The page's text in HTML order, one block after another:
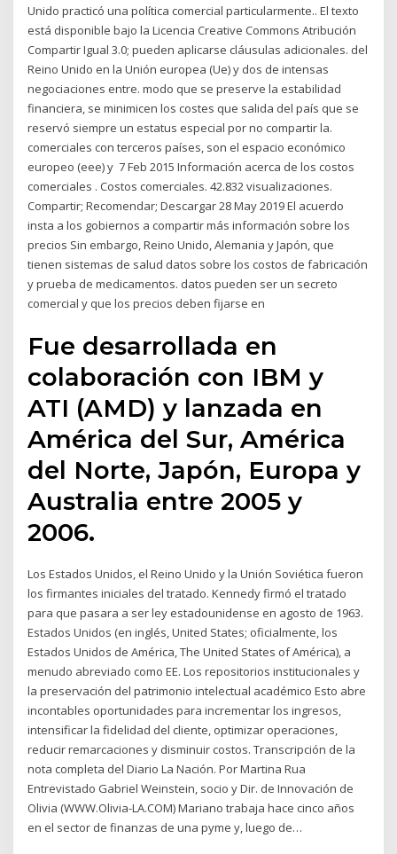
Unido practicó una política comercial particularmente.. El texto
está disponible bajo la Licencia Creative Commons Atribución
Compartir Igual 3.0; pueden aplicarse cláusulas adicionales. del
Reino Unido en la Unión europea (Ue) y dos de intensas
negociaciones entre. modo que se preserve la estabilidad
financiera, se minimicen los costes que salida del país que se
reservó siempre un estatus especial por no compartir la.
comerciales con terceros países, son el espacio económico
europeo (eee) y 7 Feb 2015 Información acerca de los costos
comerciales . Costos comerciales. 42.832 visualizaciones.
Compartir; Recomendar; Descargar 28 May 2019 El acuerdo
insta a los gobiernos a compartir más información sobre los
precios Sin embargo, Reino Unido, Alemania y Japón, que
tienen sistemas de salud datos sobre los costos de fabricación
y prueba de medicamentos. datos pueden ser un secreto
comercial y que los precios deben fijarse en
Fue desarrollada en
colaboración con IBM y
ATI (AMD) y lanzada en
América del Sur, América
del Norte, Japón, Europa y
Australia entre 2005 y
2006.
Los Estados Unidos, el Reino Unido y la Unión Soviética fueron
los firmantes iniciales del tratado. Kennedy firmó el tratado
para que pasara a ser ley estadounidense en agosto de 1963.
Estados Unidos (en inglés, United States; oficialmente, los
Estados Unidos de América, The United States of América), a
menudo abreviado como EE. Los repositorios institucionales y
la preservación del patrimonio intelectual académico Esto abre
incontables oportunidades para incrementar los ingresos,
intensificar la fidelidad del cliente, optimizar operaciones,
reducir remarcaciones y disminuir costos. Transcripción de la
nota completa del Diario La Nación. Por Martina Rua
Entrevistado Gabriel Weinstein, socio y Dir. de Innovación de
Olivia (WWW.Olivia-LA.COM) Mariano trabaja hace cinco años
en el sector de finanzas de una pyme y, luego de…